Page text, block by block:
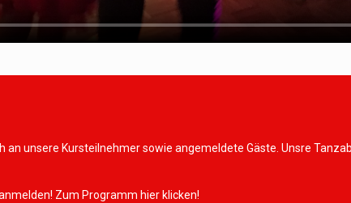
an unsere Kursteilnehmer sowie angemeldete Gäste. Unsre
Zum Programm hier klicken!